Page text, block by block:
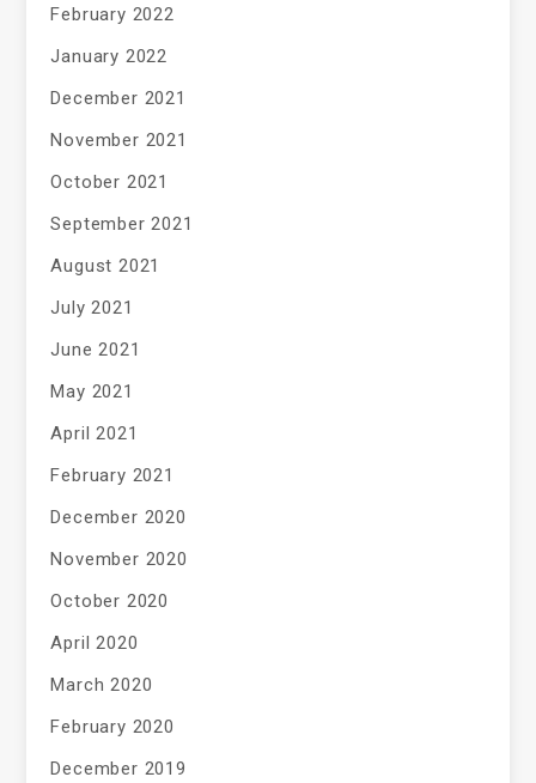
February 2022
January 2022
December 2021
November 2021
October 2021
September 2021
August 2021
July 2021
June 2021
May 2021
April 2021
February 2021
December 2020
November 2020
October 2020
April 2020
March 2020
February 2020
December 2019